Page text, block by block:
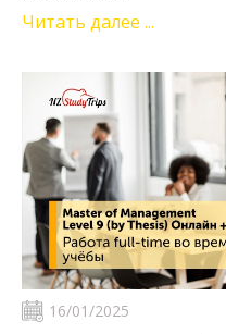
Читать далее ...
16/01/2025